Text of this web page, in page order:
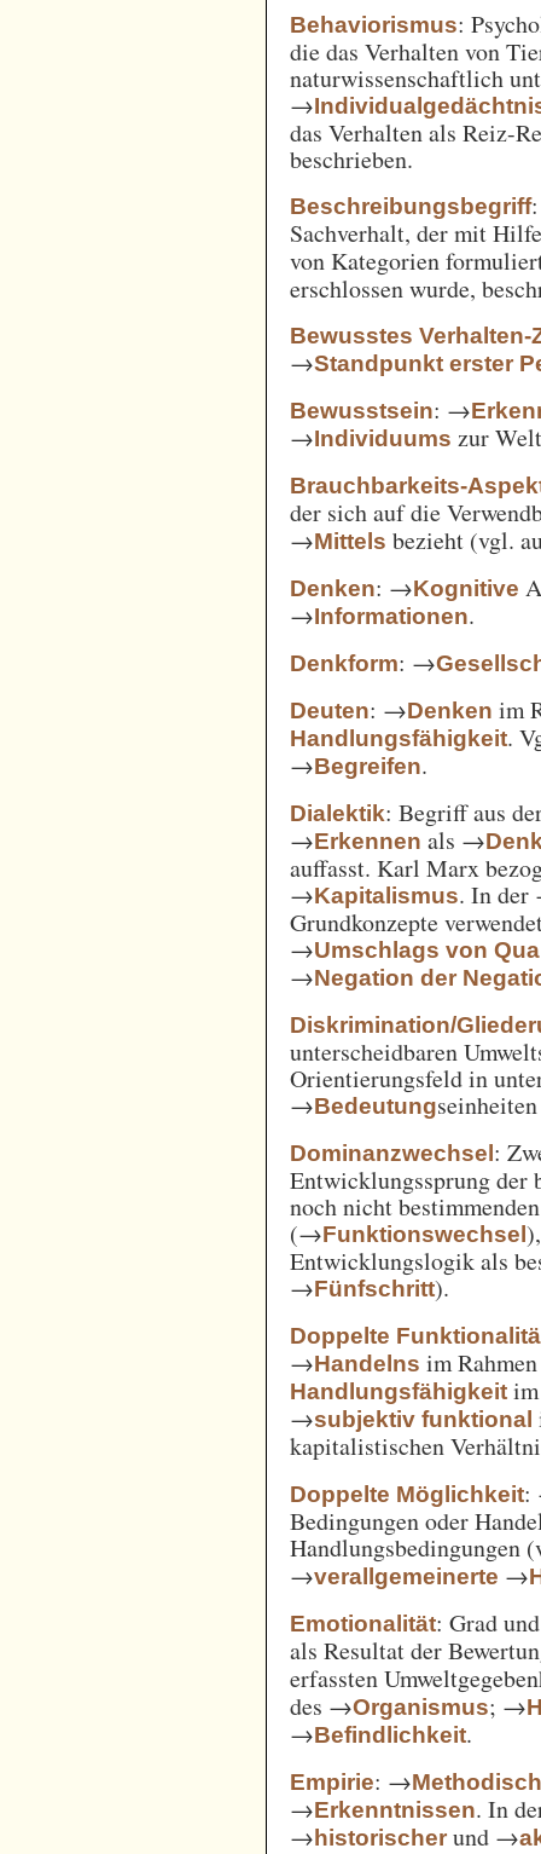
Behaviorismus:
die das Verhalten von
naturwissenschaftlich
→
das Verhalten als Reiz-
beschrieben.
Beschreibungsbegriff
Sachverhalt, der mit
von Kategorien
erschlossen wurde,
Bewusstes Verhalten-
→Standpunkt erster
Bewusstsein: →
→Individuums zur
Brauchbarkeits-
der sich auf die
→Mittels bezieht (vgl.
Denken: →Kognitive
→Informationen.
Denkform: →
Deuten: →Denken im
Handlungsfähigkeit.
→Begreifen.
Dialektik: Begriff aus
→Erkennen als →
auffasst. Karl Marx
→Kapitalismus. In
Grundkonzepte
→Umschlags von
→Negation der
Diskrimination/
unterscheidbaren
Orientierungsfeld in
→Bedeutung
Dominanzwechsel:
Entwicklungssprung der
noch nicht
(→Funktionswechsel
Entwicklungslogik als
→Fünfschritt).
Doppelte
→Handelns im
Handlungsfähigkeit
→subjektiv funktional
kapitalistischen
Doppelte Möglichkeit:
Bedingungen oder
Handlungsbedingungen
→verallgemeinerte →
Emotionalität: Grad
als Resultat der
erfassten
des →Organismus; →
→Befindlichkeit.
Empirie: →
→Erkenntnissen. In
→historischer und →